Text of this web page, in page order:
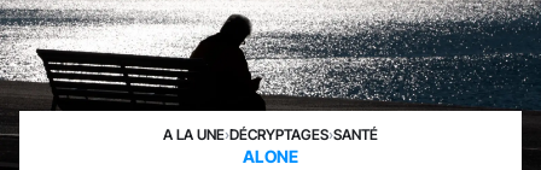
A LA UNE›DÉCRYPTAGES›SANTÉ
ALONE